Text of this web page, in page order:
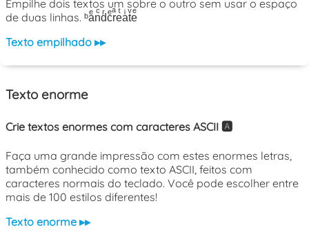
Empilhe dois textos um sobre o outro sem usar o espaço
de duas linhas. ᵇaͤnͨdͬcͤrͣeͭaͥtͮeͤ
Texto empilhado ▸▸
Texto enorme
Crie textos enormes com caracteres ASCII 🅰️
Faça uma grande impressão com estes enormes letras,
também conhecido como texto ASCII, feitos com
caracteres normais do teclado. Você pode escolher entre
mais de 100 estilos diferentes!
Texto enorme ▸▸